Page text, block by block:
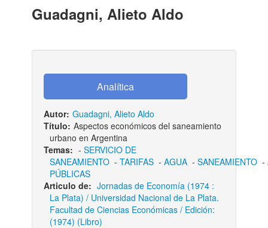
Guadagni, Alieto Aldo
Autor: Guadagni, Alieto Aldo
Título: Aspectos económicos del saneamiento
urbano en Argentina
Temas: - SERVICIO DE
SANEAMIENTO- TARIFAS- AGUA- SANEAMIENTO-
PÚBLICAS
Articulo de: Jornadas de Economía (1974 :
La Plata) / Universidad Nacional de La Plata.
Facultad de Ciencias Económicas / Edición:
(1974) (Libro)